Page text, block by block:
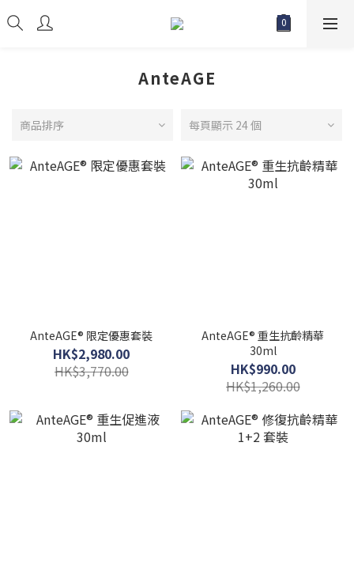
AnteAGE
商品排序 每頁顯示 24 個
AnteAGE® 限定優惠套裝
HK$2,980.00
HK$3,770.00
AnteAGE® 重生抗齡精華
30ml
HK$990.00
HK$1,260.00